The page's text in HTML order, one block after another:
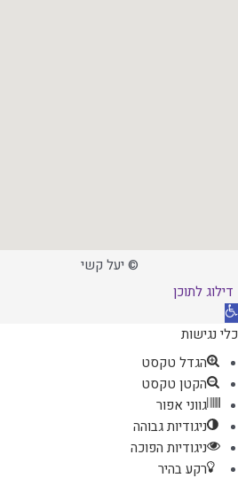
© יעל קשי
דילוג לתוכן
פתח
סרגל
נגישות
כלי נגישות
הגדל טקסט
הקטן טקסט
גווני אפור
ניגודיות גבוהה
ניגודיות הפוכה
רקע בהיר